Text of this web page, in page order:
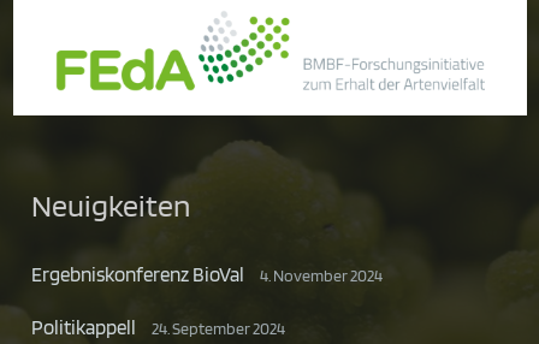
Neuigkeiten
Ergebniskonferenz BioVal 4. November 2024
Politikappell 24. September 2024